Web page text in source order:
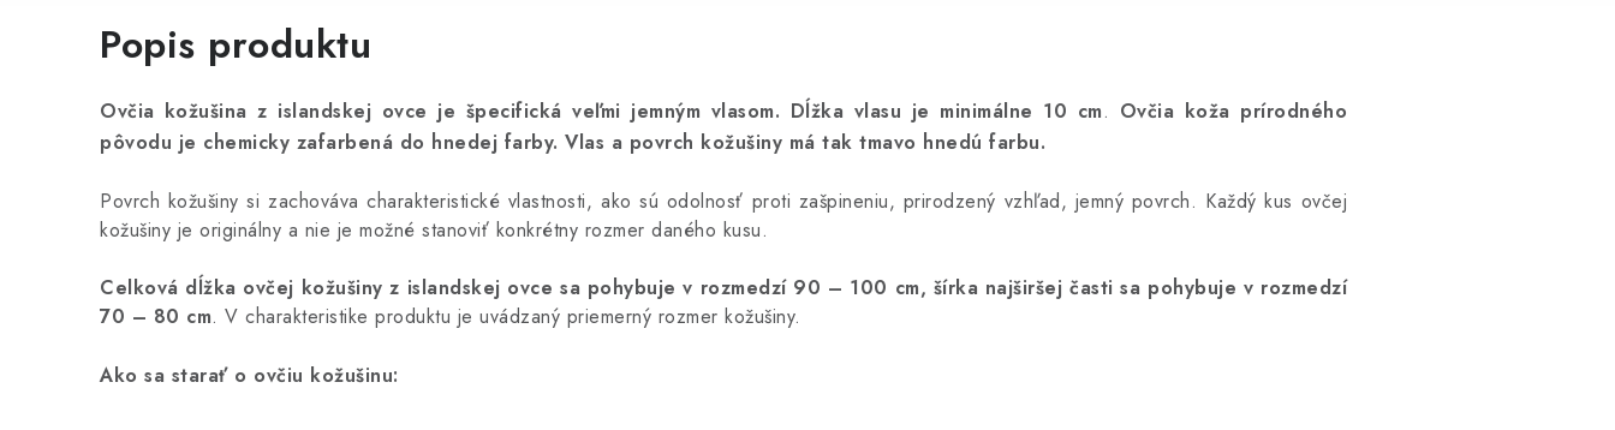
Popis produktu
Ovčia kožušina z islandskej ovce je špecifická veľmi jemným vlasom. Dĺžka vlasu je minimálne 10 cm. Ovčia koža prírodného
pôvodu je chemicky zafarbená do hnedej farby. Vlas a povrch kožušiny má tak tmavo hnedú farbu.
Povrch kožušiny sizachováva charakteristické vlastnosti, ako sú odolnosť proti zašpineniu, prirodzený vzhľad, jemný povrch. Každý kus ovčej
kožušiny je originálny a nie je možné stanoviť konkrétny rozmer daného kusu.
Celková dĺžka ovčej kožušiny z islandskej ovce sa pohybuje v rozmedzí 90 – 100 cm, šírka najširšej časti sa pohybuje v rozmedzí
70 – 80 cm. V charakteristike produktu je uvádzaný priemerný rozmer kožušiny.
Ako sa starať o ovčiu kožušinu: